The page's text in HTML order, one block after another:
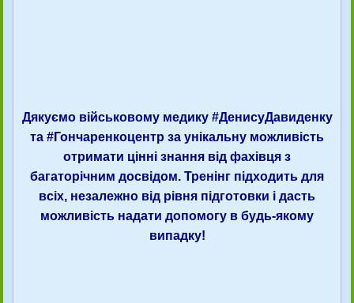
Дякуємо військовому медику #ДенисуДавиденку
та #Гончаренкоцентр за унікальну можливість
отримати цінні знання від фахівця з
багаторічним досвідом. Тренінг підходить для
всіх, незалежно від рівня підготовки і дасть
можливість надати допомогу в будь-якому
випадку!